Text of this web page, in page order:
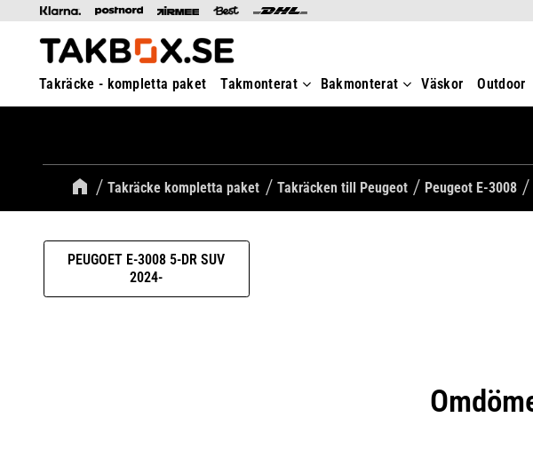
Takräcke - kompletta paket Takmonterat Bakmonterat Väskor Outdoor
Takräcke kompletta paket Takräcken till Peugeot Peugeot E-3008
PEUGOET E-3008 5-DR SUV
2024-